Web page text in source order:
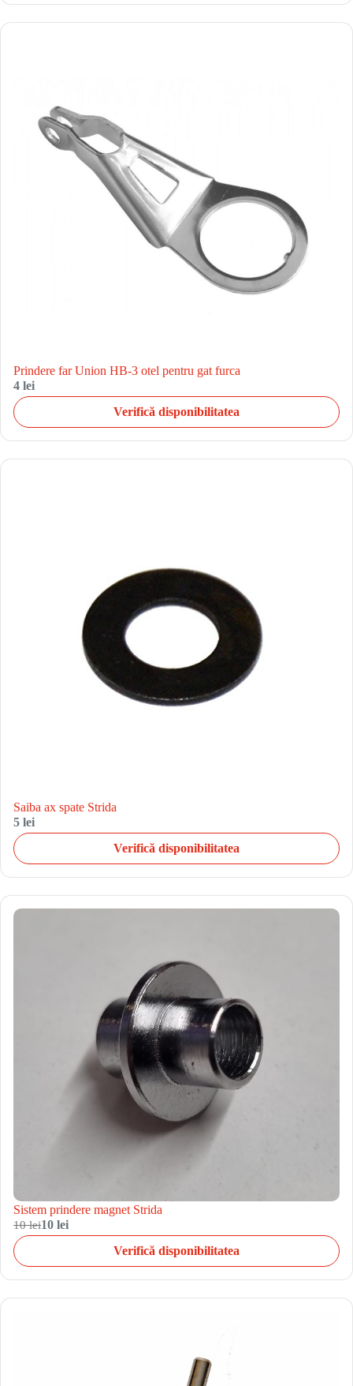
Prindere far Union HB-3 otel pentru gat furca
4 lei
Verifică disponibilitatea
Saiba ax spate Strida
5 lei
Verifică disponibilitatea
Sistem prindere magnet Strida
10 lei10 lei
Verifică disponibilitatea